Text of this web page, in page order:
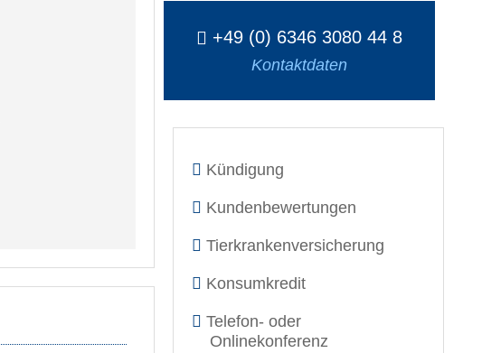
+49 (0) 6346 3080 44 8
Kontaktdaten
Kündigung
Kundenbewertungen
Tierkrankenversicherung
Konsumkredit
Telefon- oder
Onlinekonferenz